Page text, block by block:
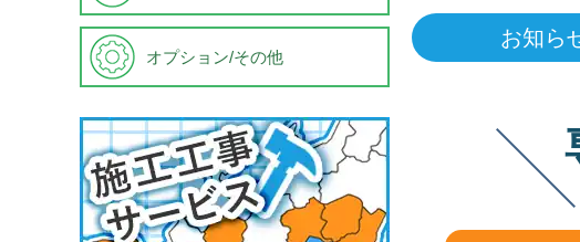
お知ら
オプション/その他